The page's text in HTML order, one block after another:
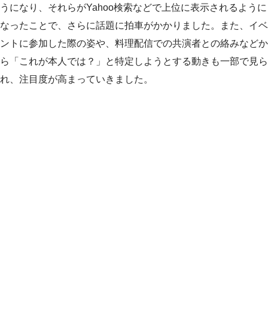
うになり、それらがYahoo検索などで上位に表示されるように
なったことで、さらに話題に拍車がかかりました。また、イベ
ントに参加した際の姿や、料理配信での共演者との絡みなどか
ら「これが本人では？」と特定しようとする動きも一部で見ら
れ、注目度が高まっていきました。